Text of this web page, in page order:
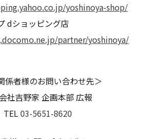
yoshinoya-shop/
dショッピング店
partner/yoshinoya/
係者様のお問い合わせ先＞
社吉野家 企画本部 広報
TEL03-5651-8620